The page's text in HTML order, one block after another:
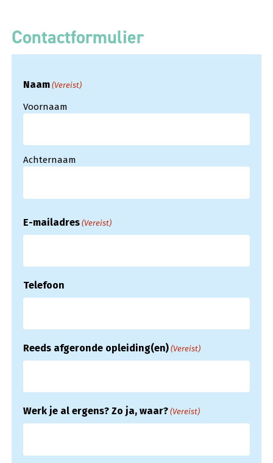
Contactformulier
Naam (Vereist)
Voornaam
Achternaam
E-mailadres (Vereist)
Telefoon
Reeds afgeronde opleiding(en) (Vereist)
Werk je al ergens? Zo ja, waar? (Vereist)